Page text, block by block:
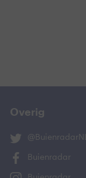
Overig
Buienradar